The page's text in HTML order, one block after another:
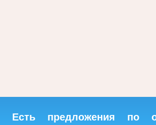
Есть предложения по